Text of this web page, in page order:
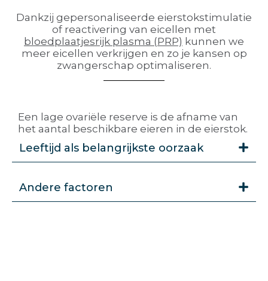
Dankzij gepersonaliseerde eierstokstimulatie
of reactivering van eicellen met
bloedplaatjesrijk plasma (PRP) kunnen we
meer eicellen verkrijgen en zo je kansen op
zwangerschap optimaliseren.
Een lage ovariële reserve is de afname van
het aantal beschikbare eieren in de eierstok.
Leeftijd als belangrijkste oorzaak
Andere factoren